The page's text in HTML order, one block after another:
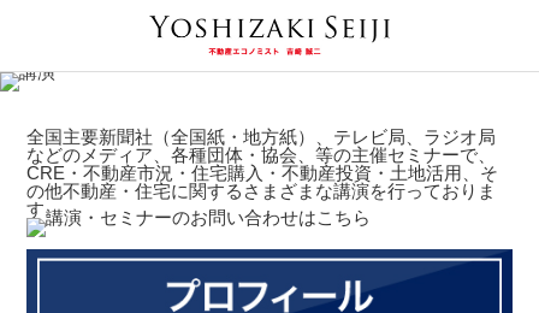
全国主要新聞社（全国紙・地方紙）、テレビ局、ラジオ局
などのメディア、各種団体・協会、等の主催セミナーで、
CRE・不動産市況・住宅購入・不動産投資・土地活用、そ
の他不動産・住宅に関するさまざまな講演を行っておりま
す。